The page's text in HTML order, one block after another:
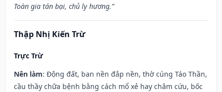
Toàn gia tán bại, chủ ly hương.”
Thập Nhị Kiến Trừ
Trực Trừ
Nên làm: Động đất, ban nền đắp nền, thờ cúng Táo Thần,
cầu thầy chữa bệnh bằng cách mổ xẻ hay châm cứu, bốc